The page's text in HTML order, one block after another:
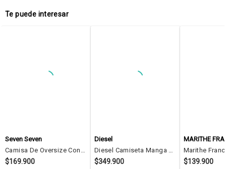
Te puede interesar
Seven Seven
Camisa De Oversize Con Texturizada Para Hombre Verde Seven Seven
$169.900
Diesel
Diesel Camiseta Manga Corta Para Hombre T-Diegor-K64 Diesel
$349.900 $139.900